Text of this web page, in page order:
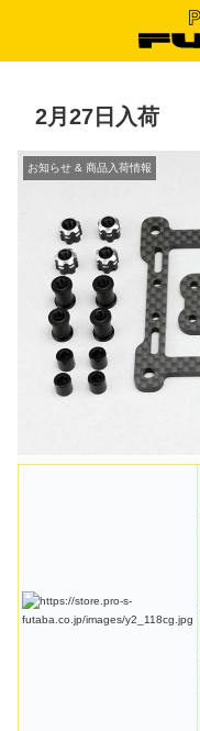
2月27日入荷
お知らせ & 商品入荷情報